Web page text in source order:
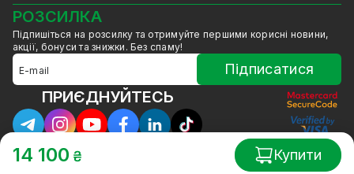
14 100 ₴ Купити
Мерч від GreenVision
Товари для дому
Товари зняті з виробництва
РОЗСИЛКА
Підпишіться на розсилку та отримуйте першими корисні новини,
акції, бонуси та знижки. Без спаму!
Підписатися
ПРИЄДНУЙТЕСЬ